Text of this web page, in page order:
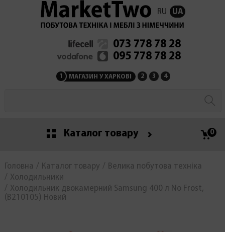
RU UA
073 778 78 28
095 778 78 28
1 МАГАЗИН У ХАРКОВІ 2 МАГАЗИН НА
3 СЕРВІСНИЙ ЦЕНТР
4
Каталог товару 0
Головна Каталог товару
Велика побутова техніка
Холодильники
Холодильник двокамерний Samsung 400 л No Frost,
(В210105) Новий